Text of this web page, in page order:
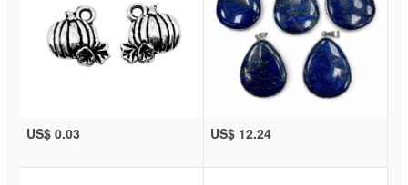
US$ 0.03 US$ 12.24